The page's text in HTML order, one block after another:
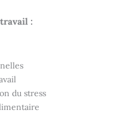
:
du stress